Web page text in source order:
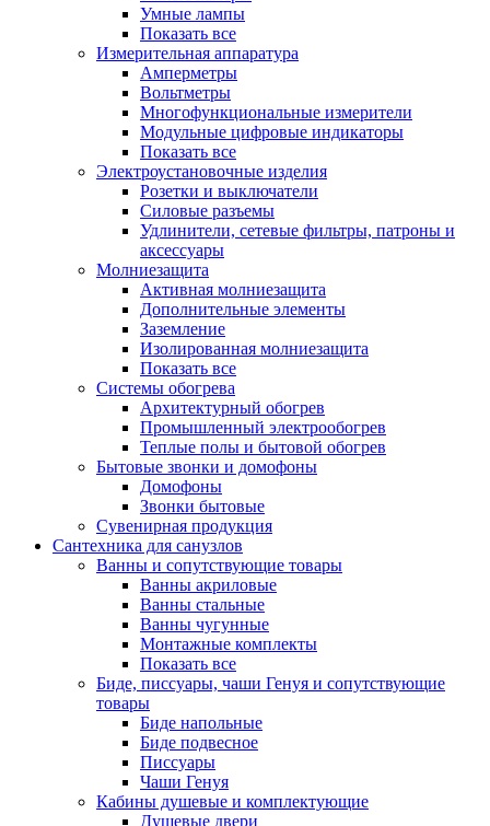
Умные лампы
Показать все
Измерительная аппаратура
Амперметры
Вольтметры
Многофункциональные измерители
Модульные цифровые индикаторы
Показать все
Электроустановочные изделия
Розетки и выключатели
Силовые разъемы
Удлинители, сетевые фильтры, патроны и
аксессуары
Молниезащита
Активная молниезащита
Дополнительные элементы
Заземление
Изолированная молниезащита
Показать все
Системы обогрева
Архитектурный обогрев
Промышленный электрообогрев
Теплые полы и бытовой обогрев
Бытовые звонки и домофоны
Домофоны
Звонки бытовые
Сувенирная продукция
Сантехника для санузлов
Ванны и сопутствующие товары
Ванны акриловые
Ванны стальные
Ванны чугунные
Монтажные комплекты
Показать все
Биде, писсуары, чаши Генуя и сопутствующие
товары
Биде напольные
Биде подвесное
Писсуары
Чаши Генуя
Кабины душевые и комплектующие
Душевые двери